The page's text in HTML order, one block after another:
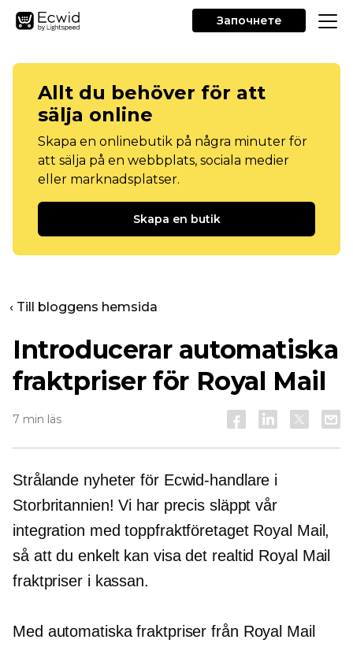
Започнете
Allt du behöver för att
sälja online
Skapa en onlinebutik på några minuter för
att sälja på en webbplats, sociala medier
eller marknadsplatser.
Skapa en butik
‹ Till bloggens hemsida
Introducerar automatiska
fraktpriser för Royal Mail
7 min läs
Strålande nyheter för Ecwid-handlare i
Storbritannien! Vi har precis släppt vår
integration med toppfraktföretaget Royal Mail,
så att du enkelt kan visa det realtid Royal Mail
fraktpriser i kassan.
Med automatiska fraktpriser från Royal Mail